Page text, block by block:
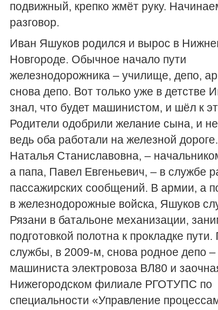
подвижный, крепко жмёт руку.
разговор.
Иван Яшуков родился и вырос в
Новгороде. Обычное начало пути
железнодорожника – училище, депо,
снова депо. Вот только уже в детстве
знал, что будет машинистом, и шёл к
Родители одобрили желание сына, и
ведь оба работали на железной
Наталья Станиславовна, –
а папа, Павел Евгеньевич, – в службе
пассажирских сообщений. В армии, а
в железнодорожные войска, Яшуков
Рязани в батальоне механизации,
подготовкой полотна к прокладке
службы, в 2009-м, снова родное депо
машиниста электровоза ВЛ80 и
Нижегородском филиале РГОТУПС по
специальности «Управление